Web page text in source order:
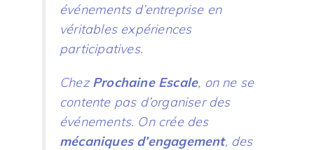
événements d’entreprise en
véritables expériences
participatives.
ChezProchaine Escale, on ne se
contente pas d’organiser des
événements. On crée des
mécaniques d’engagement, des